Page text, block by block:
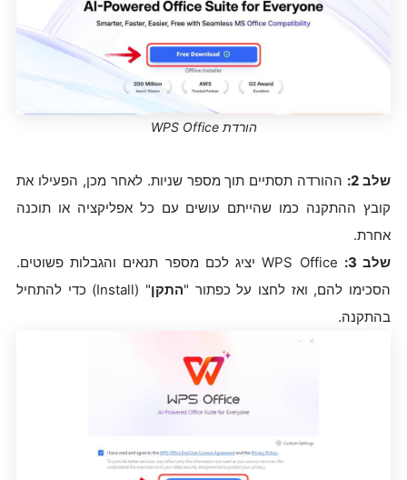
הורדת WPS Office
שלב 2:
ההורדה תסתיים תוך מספר שניות. לאחר מכן, הפעילו את
קובץ ההתקנה כמו שהייתם עושים עם כל אפליקציה או תוכנה
אחרת.
שלב 3:
WPS Office יציג לכם מספר תנאים והגבלות פשוטים.
הסכימו להם, ואז לחצו על כפתור "התקן
" (Install) כדי להתחיל
בהתקנה.